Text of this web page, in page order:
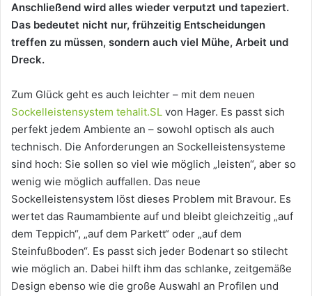
Anschließend wird alles wieder verputzt und tapeziert.
Das bedeutet nicht nur, frühzeitig Entscheidungen
treffen zu müssen, sondern auch viel Mühe, Arbeit und
Dreck.
Zum Glück geht es auch leichter – mit dem neuen
Sockelleistensystem tehalit.SL von Hager. Es passt sich
perfekt jedem Ambiente an – sowohl optisch als auch
technisch. Die Anforderungen an Sockelleistensysteme
sind hoch: Sie sollen so viel wie möglich „leisten“, aber so
wenig wie möglich auffallen. Das neue
Sockelleistensystem löst dieses Problem mit Bravour. Es
wertet das Raumambiente auf und bleibt gleichzeitig „auf
dem Teppich“, „auf dem Parkett“ oder „auf dem
Steinfußboden“. Es passt sich jeder Bodenart so stilecht
wie möglich an. Dabei hilft ihm das schlanke, zeitgemäße
Design ebenso wie die große Auswahl an Profilen und